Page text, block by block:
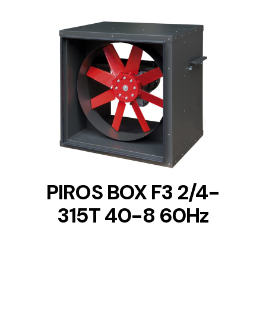
DETAILS
PIROS BOX F3 2/4-
315T 40-8 60Hz